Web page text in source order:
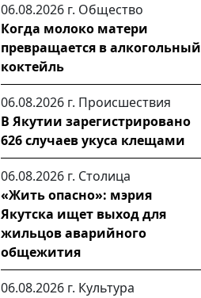
06.08.2026 г. Общество
Когда молоко матери
превращается в алкогольный
коктейль
06.08.2026 г. Происшествия
В Якутии зарегистрировано
626 случаев укуса клещами
06.08.2026 г. Столица
«Жить опасно»: мэрия
Якутска ищет выход для
жильцов аварийного
общежития
06.08.2026 г. Культура